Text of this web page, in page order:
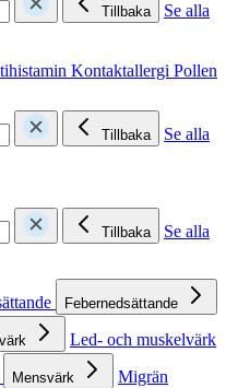
Tillbaka
Se alla
Kontaktallergi Pollen
Tillbaka
Se alla
Tillbaka
Se alla
Febernedsättande
Led- och muskelvärk
Mensvärk
Migrän